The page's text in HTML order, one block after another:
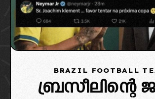
BRAZIL FOOTBALL
ബ്രസീലിന്റെ